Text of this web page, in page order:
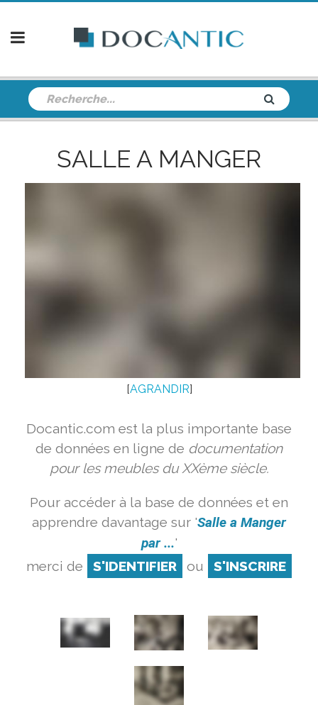
SALLE A MANGER
[AGRANDIR]
Docantic.com est la plus importante base
de données en ligne de documentation
pour les meubles du XXème siècle.
Pour accéder à la base de données et en
apprendre davantage sur 'Salle a Manger
par ...'
merci de
S'IDENTIFIER ou S'INSCRIRE